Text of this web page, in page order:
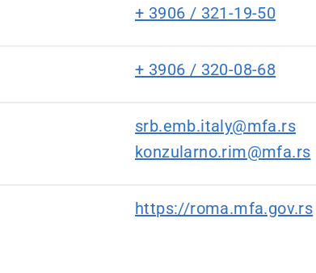
+ 3906 / 321-19-50
+ 3906 / 320-08-68
srb.emb.italy@mfa.rs
konzularno.rim@mfa.rs
https://roma.mfa.gov.rs